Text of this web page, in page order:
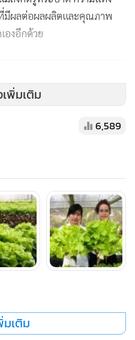
มีผลต่อผลผลิตและคุณภาพ
องอีกด้วย
พิ่มเติม
6,589
มเติม